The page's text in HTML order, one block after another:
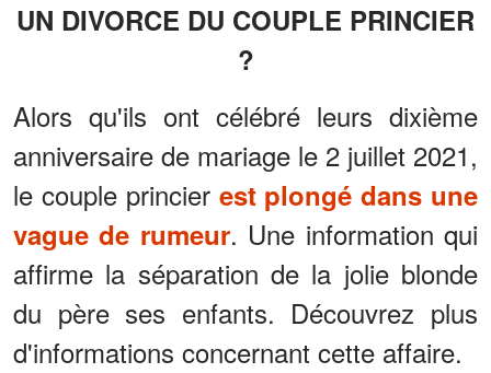
UN DIVORCE DU COUPLE PRINCIER
?
Alors qu'ils ont célébré leurs dixième
anniversaire de mariage le 2 juillet 2021,
le couple princier est plongé dans une
vague de rumeur. Une information qui
affirme la séparation de la jolie blonde
du père ses enfants. Découvrez plus
d'informations concernant cette affaire.